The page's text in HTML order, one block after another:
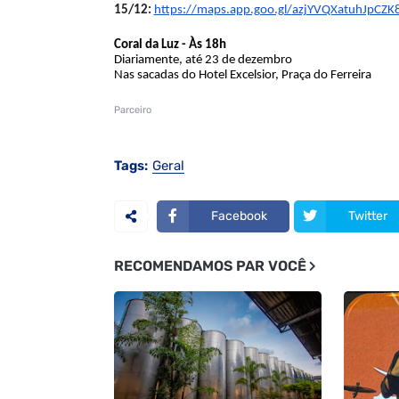
15/12: https://maps.app.goo.gl/
Coral da Luz - Às 18h
Diariamente, até 23 de dezembro
Nas sacadas do Hotel Excelsior, Praça do Ferreira
Parceiro
Tags: Geral
Facebook Twitter
RECOMENDAMOS PAR VOCÊ